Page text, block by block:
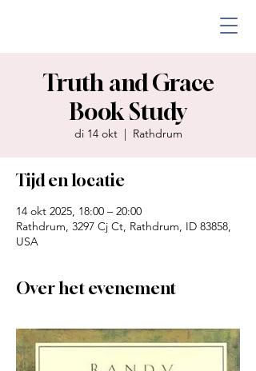
Truth and Grace
Book Study
di 14 okt
  |
Rathdrum
Tijd en locatie
14 okt 2025, 18:00 – 20:00
Rathdrum, 3297 Cj Ct, Rathdrum, ID 83858,
USA
Over het evenement